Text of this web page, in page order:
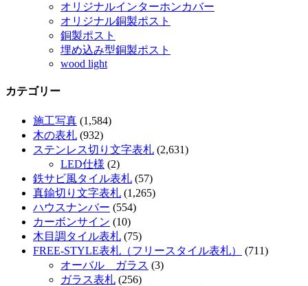
オリジナルインターホンカバー
オリジナル銅製ポスト
銅製ポスト
埋め込み型銅製ポスト
wood light
カテゴリー
施工写真 (1,584)
木の表札 (932)
ステンレス切り文字表札 (2,631)
LED仕様 (2)
鉄サビ風タイル表札 (57)
真鍮切り文字表札 (1,265)
ハウスナンバー (554)
カーボンサイン (10)
木目調タイル表札 (75)
FREE-STYLE表札（フリースタイル表札）
(711)
オーバル ガラス (3)
ガラス表札 (256)